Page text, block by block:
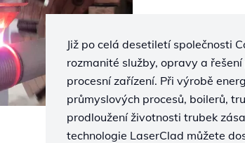
Již po celá desetiletí společnosti
rozmanité služby, opravy a
procesní zařízení. Při výrobě
průmyslových procesů, boilerů,
prodloužení životnosti trubek
technologie LaserClad můžete